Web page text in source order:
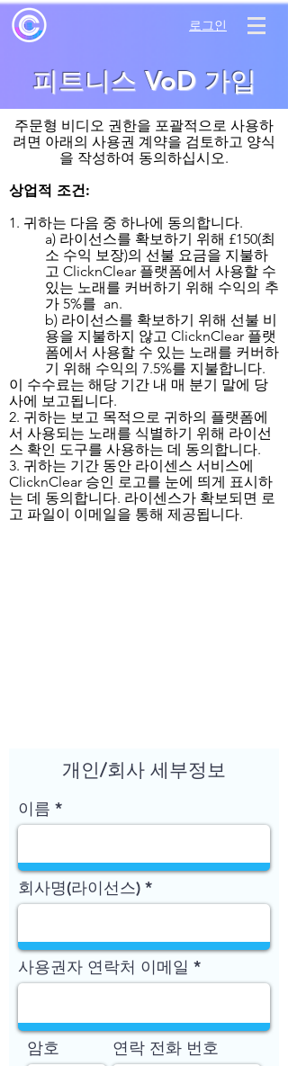
로그인
피트니스 VoD 가입
주문형 비디오 권한을 포괄적으로 사용하
려면 아래의 사용권 계약을 검토하고 양식
을 작성하여 동의하십시오.
상업적 조건:
1. 귀하는 다음 중 하나에 동의합니다.
a) 라이선스를 확보하기 위해 £150(최
소 수익 보장)의 선불 요금을 지불하
고 ClicknClear 플랫폼에서 사용할 수
있는 노래를 커버하기 위해 수익의 추
가 5%를 an.
b) 라이선스를 확보하기 위해 선불 비
용을 지불하지 않고 ClicknClear 플랫
폼에서 사용할 수 있는 노래를 커버하
기 위해 수익의 7.5%를 지불합니다.
이 수수료는 해당 기간 내 매 분기 말에 당
사에 보고됩니다.
2. 귀하는 보고 목적으로 귀하의 플랫폼에
서 사용되는 노래를 식별하기 위해 라이선
스 확인 도구를 사용하는 데 동의합니다.
3. 귀하는 기간 동안 라이센스 서비스에
ClicknClear 승인 로고를 눈에 띄게 표시하
는 데 동의합니다. 라이센스가 확보되면 로
고 파일이 이메일을 통해 제공됩니다.
개인/회사 세부정보
이름
회사명(라이선스)
사용권자 연락처 이메일
암호 연락 전화 번호